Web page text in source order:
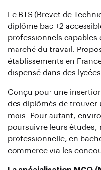
Le BTS (Brevet de
diplôme bac +2
professionnels capables
marché du travail.
établissements en
dispensé dans des lycées
Conçu pour une
des diplômés de trouver
mois. Pour autant,
poursuivre leurs études,
professionnelle, en
commerce via les